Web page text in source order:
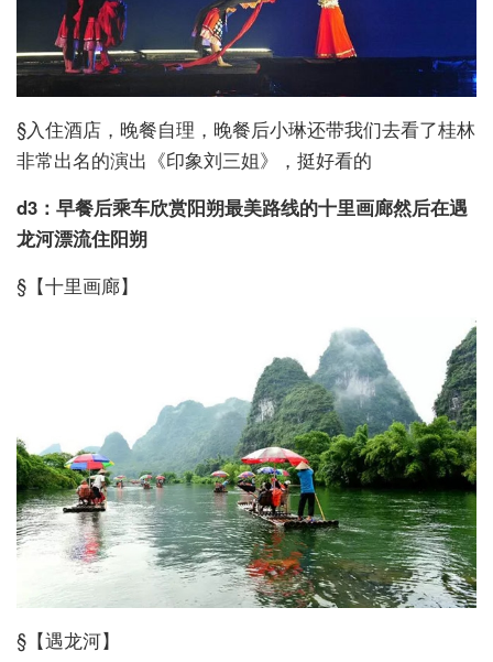
§入住酒店，晚餐自理，晚餐后小琳还带我们去看了桂林
非常出名的演出《印象刘三姐》，挺好看的
d3：早餐后乘车欣赏阳朔最美路线的十里画廊然后在遇
龙河漂流住阳朔
§【十里画廊】
§【遇龙河】